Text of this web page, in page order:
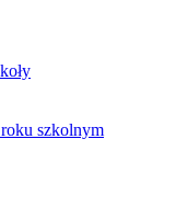
szkolnym